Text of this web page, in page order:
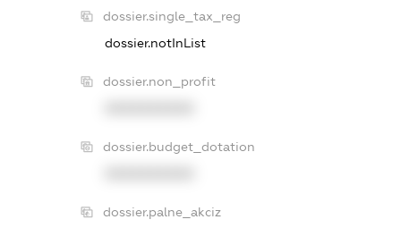
dossier.single_tax_reg
dossier.notInList
dossier.non_profit
dossier.budget_dotation
dossier.palne_akciz